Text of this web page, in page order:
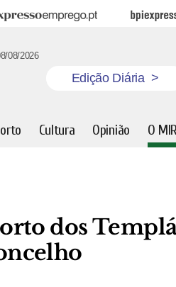
Emprego BPI
08/2026
Edição Diária >
Cultura Opinião O
dos